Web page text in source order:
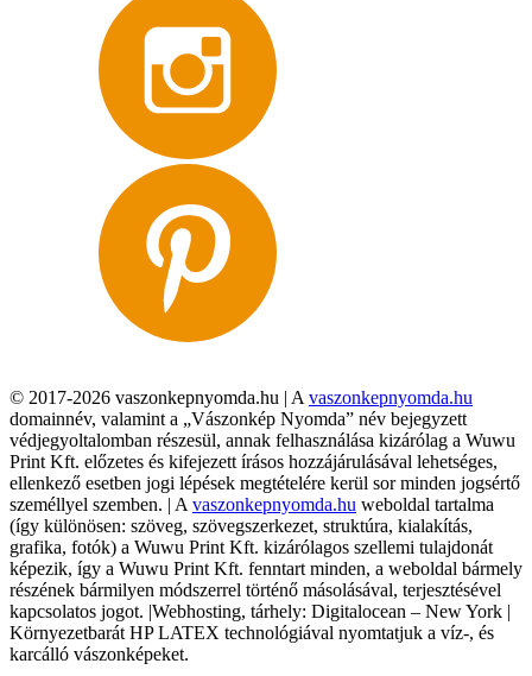
© 2017-2026 vaszonkepnyomda.hu | A vaszonkepnyomda.hu
domainnév, valamint a „Vászonkép Nyomda” név bejegyzett
védjegyoltalomban részesül, annak felhasználása kizárólag a Wuwu
Print Kft. előzetes és kifejezett írásos hozzájárulásával lehetséges,
ellenkező esetben jogi lépések megtételére kerül sor minden jogsértő
személlyel szemben. | A vaszonkepnyomda.hu weboldal tartalma
(így különösen: szöveg, szövegszerkezet, struktúra, kialakítás,
grafika, fotók) a Wuwu Print Kft. kizárólagos szellemi tulajdonát
képezik, így a Wuwu Print Kft. fenntart minden, a weboldal bármely
részének bármilyen módszerrel történő másolásával, terjesztésével
kapcsolatos jogot. |Webhosting, tárhely: Digitalocean – New York |
Környezetbarát HP LATEX technológiával nyomtatjuk a víz-, és
karcálló vászonképeket.